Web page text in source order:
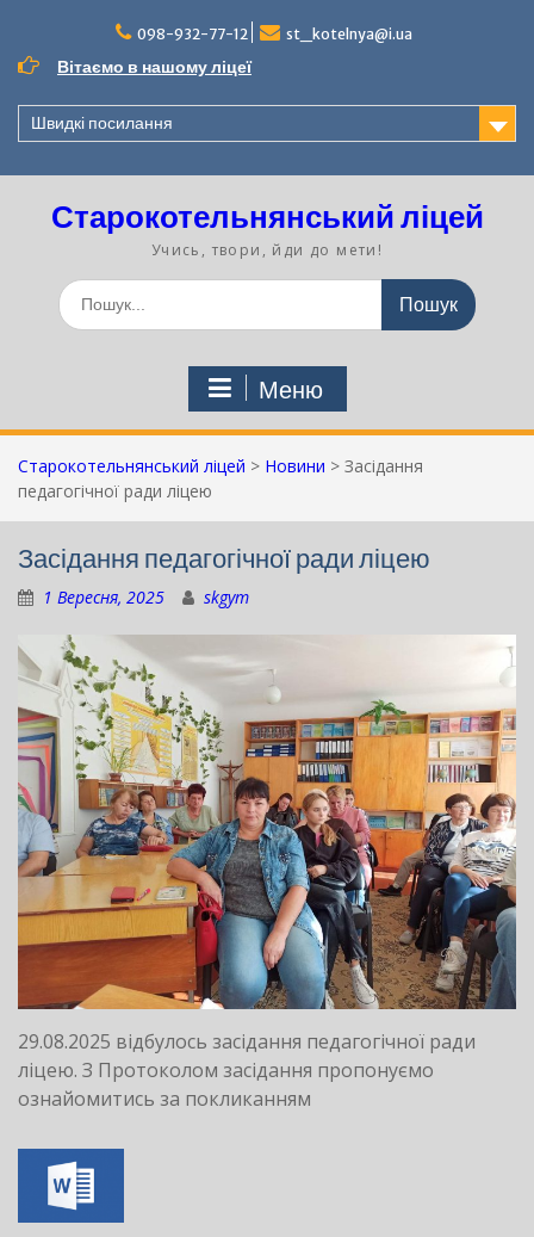
вмісту
098-932-77-12 st_kotelnya@i.ua
Вітаємо в нашому ліцеї
Швидкі посилання
Старокотельнянський ліцей
Учись, твори, йди до мети!
Шукати:
Меню
Старокотельнянський ліцей > Новини > Засідання
педагогічної ради ліцею
Засідання педагогічної ради ліцею
1 Вересня, 2025 skgym
29.08.2025 відбулось засідання педагогічної ради
ліцею. З Протоколом засідання пропонуємо
ознайомитись за покликанням